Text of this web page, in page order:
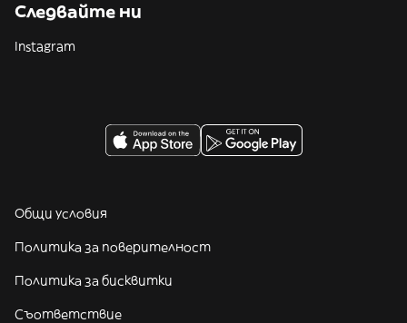
Следвайте ни
Instagram
Общи условия
Политика за поверителност
Политика за бисквитки
Съответствие